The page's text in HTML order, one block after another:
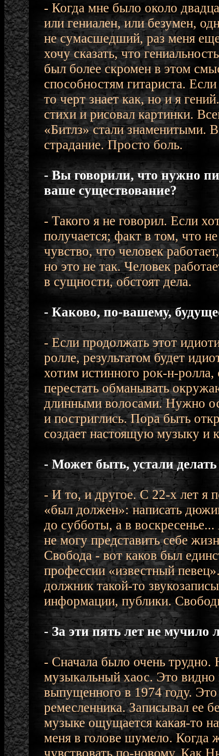
- Когда мне было около
или гениален, или безумен,
не сумасшедший, раз меня
хочу сказать, что
был более скромен в этом
способностям гитариста.
то черт знает как, но и я
стихи и рисовал картинки.
«Битлз» стали знаменитыми.
страдание. Просто боль.
- Вы говорили, что нужно
ваше существование?
- Такого я не говорил. Если
получается; факт в том, что
чувство, что человек
но это не так. Человек
в сущности, обстоят дела.
- Каково, по-вашему,
- Если продолжать этот
ролле, результатом будет
хотим истинного рок-н-ролла,
перестать обманывать
длинными волосами. Нужно
и постриглись. Пора быть
создает настоящую музыку и
- Может быть, устали
- И то, и другое. С 22-х лет я
«был должен»: написать
до субботы, а в
не могу представить себе
Свобода - вот каков был
профессии «известный
должник такой-то
информации, публики.
- За эти пять лет не
- Сначала было очень трудно.
музыкальный хаос. Это
выпущенного в 1974 году.
ремесленника. Записывал ее
музыке ощущается какая-то
меня в голове шумело. Когда
чувствовать по-новому. Как